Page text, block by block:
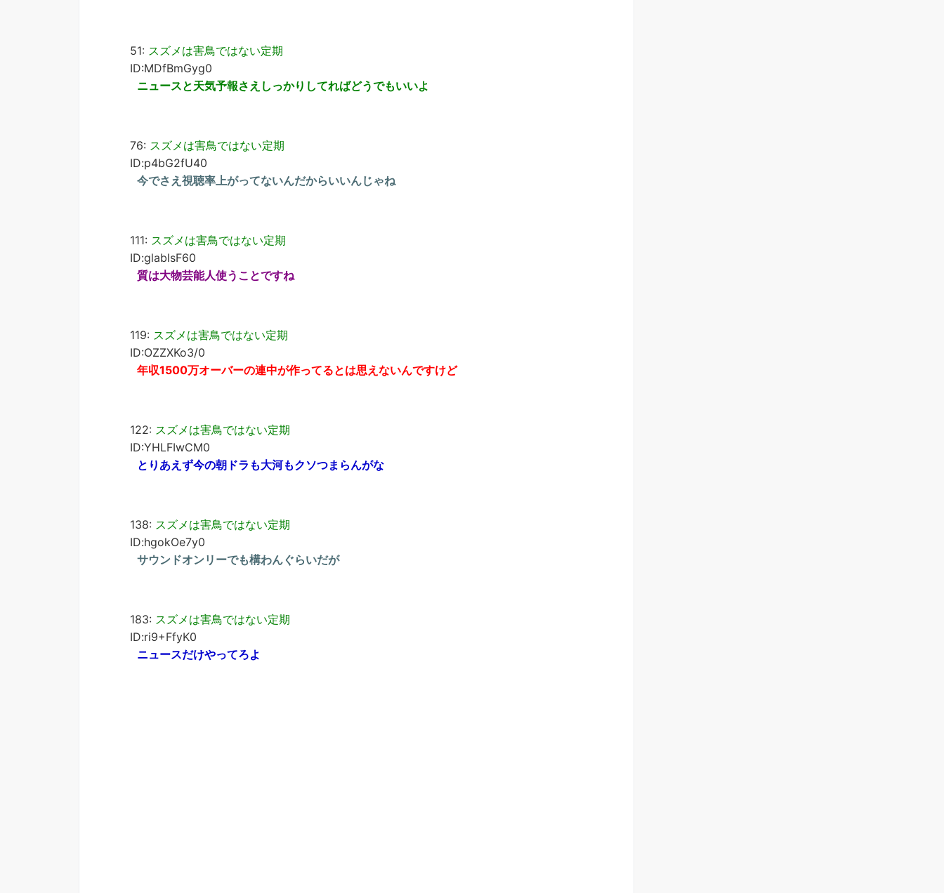
51: スズメは害鳥ではない定期
ID:MDfBmGyg0
ニュースと天気予報さえしっかりしてればどうでもいいよ
76: スズメは害鳥ではない定期
ID:p4bG2fU40
今でさえ視聴率上がってないんだからいいんじゃね
111: スズメは害鳥ではない定期
ID:glablsF60
質は大物芸能人使うことですね
119: スズメは害鳥ではない定期
ID:OZZXKo3/0
年収1500万オーバーの連中が作ってるとは思えないんですけど
122: スズメは害鳥ではない定期
ID:YHLFIwCM0
とりあえず今の朝ドラも大河もクソつまらんがな
138: スズメは害鳥ではない定期
ID:hgokOe7y0
サウンドオンリーでも構わんぐらいだが
183: スズメは害鳥ではない定期
ID:ri9+FfyK0
ニュースだけやってろよ